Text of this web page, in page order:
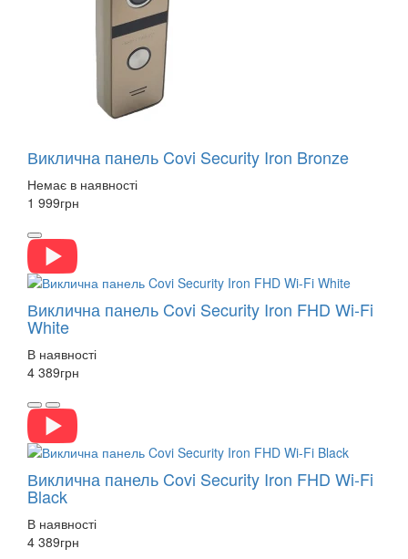
Виклична панель Covi Security Iron Bronze
Немає в наявності
1 999грн
Виклична панель Covi Security Iron FHD Wi-Fi
White
В наявності
4 389грн
Виклична панель Covi Security Iron FHD Wi-Fi
Black
В наявності
4 389грн